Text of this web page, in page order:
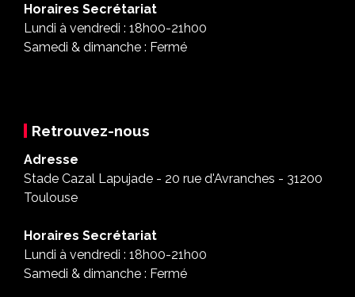
Horaires Secrétariat
Lundi à vendredi : 18h00-21h00
Samedi & dimanche : Fermé
Retrouvez-nous
Adresse
Stade Cazal Lapujade - 20 rue d'Avranches - 31200
Toulouse
Horaires Secrétariat
Lundi à vendredi : 18h00-21h00
Samedi & dimanche : Fermé